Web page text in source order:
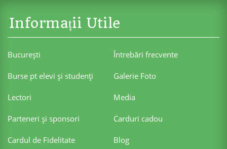
Informații Utile
Bucureşti Întrebări frecvente
Burse pt elevi şi studenţi Galerie Foto
Lectori Media
Parteneri şi sponsori Carduri cadou
Cardul de Fidelitate Blog